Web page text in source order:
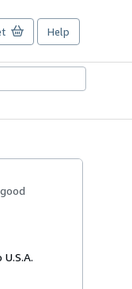
Help